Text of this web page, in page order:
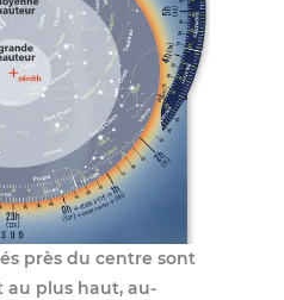
près du centre sont
au plus haut, au-